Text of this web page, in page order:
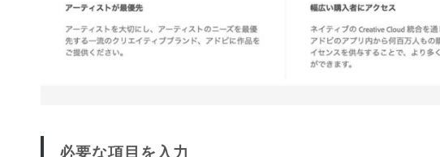
必要な項目を入力